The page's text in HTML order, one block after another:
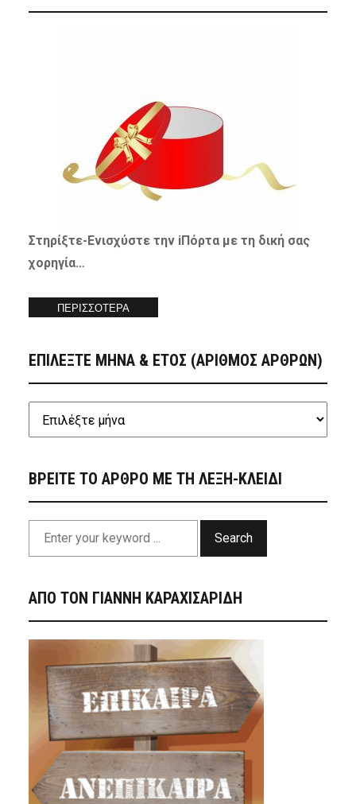
Στηρίξτε- Ενισχύστετην iΠόρτα με τη δική σας
χορηγία…
ΠΕΡΙΣΣΟΤΕΡΑ
ΕΠΙΛΕΞΤΕ ΜΗΝΑ & ΕΤΟΣ (ΑΡΙΘΜΟΣ ΑΡΘΡΩΝ)
ΒΡΕΙΤΕ ΤΟ ΑΡΘΡΟ ΜΕ ΤΗ ΛΕΞΗ-ΚΛΕΙΔΙ
Search
ΑΠΟ ΤΟΝ ΓΙΑΝΝΗ ΚΑΡΑΧΙΣΑΡΙΔΗ